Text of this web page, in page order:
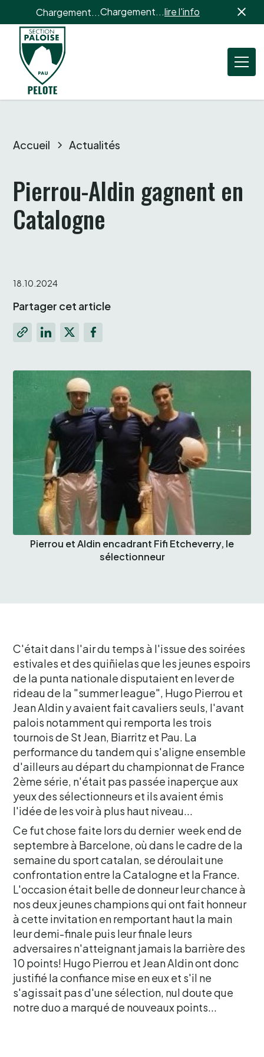
Chargement...Chargement...lire l'info
Accueil Actualités
Pierrou-Aldin gagnent en
Catalogne
18.10.2024
Partager cet article
Pierrou et Aldin encadrant Fifi Etcheverry, le
sélectionneur
C'était dans l'air du temps à l'issue des soirées
estivales et des quiñielas que les jeunes espoirs
de la punta nationale disputaient en lever de
rideau de la "summer league", Hugo Pierrou et
Jean Aldin y avaient fait cavaliers seuls, l'avant
palois notamment qui remporta les trois
tournois de St Jean, Biarritz et Pau. La
performance du tandem qui s'aligne ensemble
d'ailleurs au départ du championnat de France
2ème série, n'était pas passée inaperçue aux
yeux des sélectionneurs et ils avaient émis
l'idée de les voir à plus haut niveau...
Ce fut chose faite lors du dernier week end de
septembre à Barcelone, où dans le cadre de la
semaine du sport catalan, se déroulait une
confrontation entre la Catalogne et la France.
L'occasion était belle de donneur leur chance à
nos deux jeunes champions qui ont fait honneur
à cette invitation en remportant haut la main
leur demi-finale puis leur finale leurs
adversaires n'atteignant jamais la barrière des
10 points! Hugo Pierrou et Jean Aldin ont donc
justifié la confiance mise en eux et s'il ne
s'agissait pas d'une sélection, nul doute que
notre duo a marqué de nouveaux points...